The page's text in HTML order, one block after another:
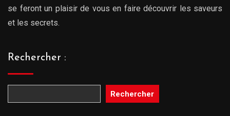
se feront un plaisir de vous en faire découvrir les saveurs
et les secrets.
Rechercher :
Rechercher